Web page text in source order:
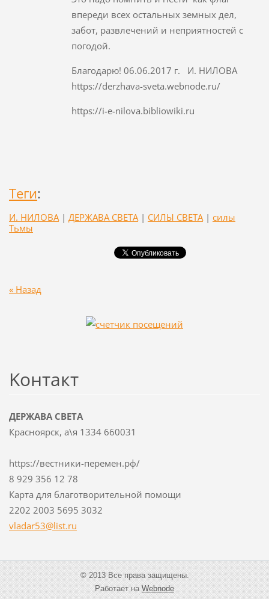
впереди всех остальных земных дел,
забот, развлечений и неприятностей с
погодой.
Благодарю! 06.06.2017 г. И. НИЛОВА
https://derzhava-sveta.webnode.ru/
https://i-e-nilova.bibliowiki.ru
Теги:
И. НИЛОВА | ДЕРЖАВА СВЕТА | СИЛЫ СВЕТА | силы
Тьмы
« Назад
Koнтакт
ДЕРЖАВА СВЕТА
Красноярск, а\я 1334 660031
https://вестники-перемен.рф/
8 929 356 12 78
Карта для благотворительной помощи
2202 2003 5695 3032
vladar53@list.ru
© 2013 Все права защищены.
Работает наWebnode